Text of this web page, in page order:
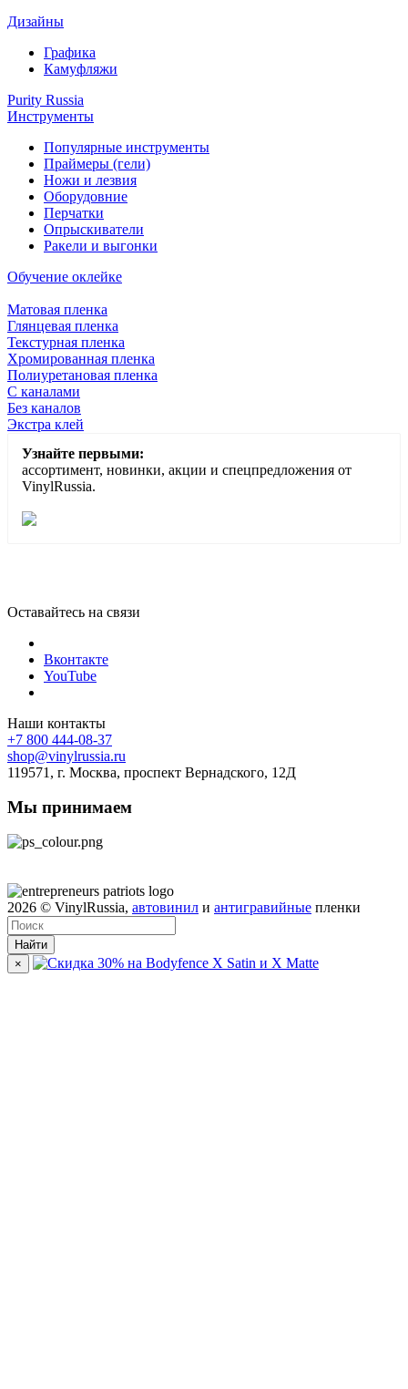
Дизайны
Графика
Камуфляжи
Purity Russia
Инструменты
Популярные инструменты
Праймеры (гели)
Ножи и лезвия
Оборудовние
Перчатки
Опрыскиватели
Ракели и выгонки
Обучение оклейке
Матовая пленка
Глянцевая пленка
Текстурная пленка
Хромированная пленка
Полиуретановая пленка
С каналами
Без каналов
Экстра клей
Узнайте первыми:
ассортимент, новинки, акции и спецпредложения от
VinylRussia.
Оставайтесь на связи
Вконтакте
YouTube
Наши контакты
+7 800 444-08-37
shop@vinylrussia.ru
119571, г. Москва, проспект Вернадского, 12Д
Мы принимаем
2026 © VinylRussia, автовинил и антигравийные пленки
Найти
×